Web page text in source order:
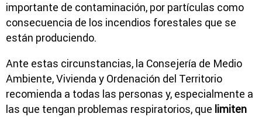
importante de contaminación, por partículas como
consecuencia de los incendios forestales que se
están produciendo.
Ante estas circunstancias, la Consejería de Medio
Ambiente, Vivienda y Ordenación del Territorio
recomienda a todas las personas y, especialmente a
las que tengan problemas respiratorios, que limiten